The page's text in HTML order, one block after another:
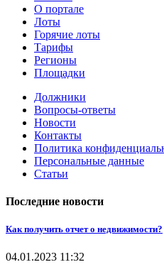
О портале
Лоты
Горячие лоты
Тарифы
Регионы
Площадки
Должники
Вопросы-ответы
Новости
Контакты
Политика
Персональные данные
Статьи
Последние новости
Как получить отчет о недвижимости?
04.01.2023 11:32